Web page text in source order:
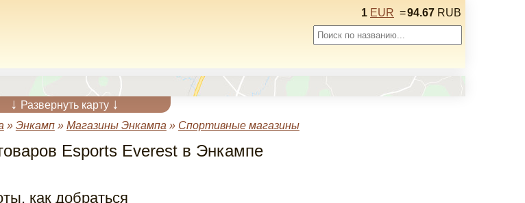
1 EUR =94.67 RUB
↓ Развернуть карту ↓
» Энкамп» Магазины Энкампа » Спортивные магазины
Esports Everest в Энкампе
как добраться